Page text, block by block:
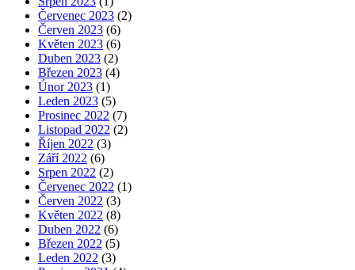
Červenec 2023 (2)
Červen 2023 (6)
Květen 2023 (6)
Duben 2023 (2)
Březen 2023 (4)
Únor 2023 (1)
Leden 2023 (5)
Prosinec 2022 (7)
Listopad 2022 (2)
Říjen 2022 (3)
Září 2022 (6)
Srpen 2022 (2)
Červenec 2022 (1)
Červen 2022 (3)
Květen 2022 (8)
Duben 2022 (6)
Březen 2022 (5)
Leden 2022 (3)